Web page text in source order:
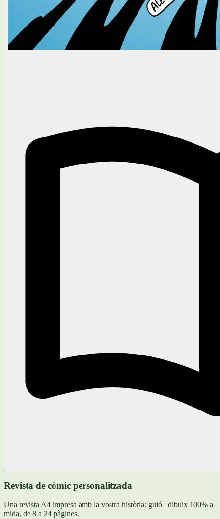
Revista de còmic personalitzada
Una revista A4 impresa amb la vostra història: guió i dibuix 100% a
mida, de 8 a 24 pàgines.